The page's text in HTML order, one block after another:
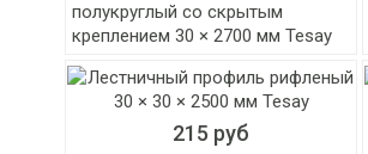
полукруглый со скрытым
креплением 30 × 2700 мм Tesay
215 руб